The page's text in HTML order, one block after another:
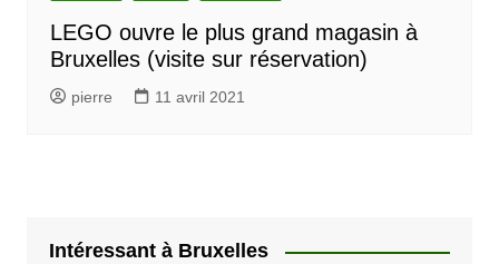
LEGO ouvre le plus grand magasin à
Bruxelles (visite sur réservation)
pierre 11 avril 2021
Intéressant à Bruxelles